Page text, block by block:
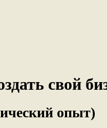
свой
опыт)